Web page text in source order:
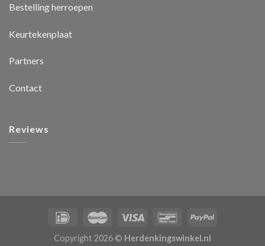
Bestelling herroepen
Keurtekenplaat
Partners
Contact
Reviews
Copyright 2026 © Herdenkingswinkel.nl